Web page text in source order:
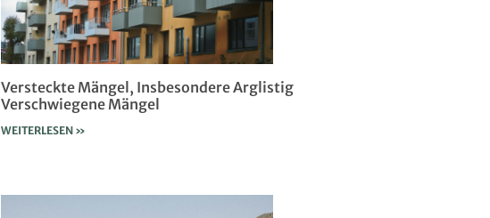
Versteckte Mängel, Insbesondere Arglistig
Verschwiegene Mängel
WEITERLESEN »